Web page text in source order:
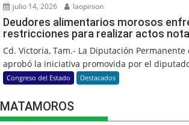
julio 14, 2026 laopinion
Deudores alimentarios morosos
restricciones para realizar actos
Cd. Victoria, Tam.- La Diputación Permanente
aprobó la iniciativa promovida por el
Congreso del Estado Destacados
MATAMOROS